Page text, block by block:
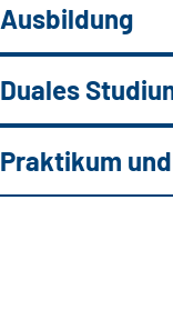
Ausbildung
Duales
Praktikum